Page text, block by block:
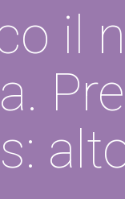
il